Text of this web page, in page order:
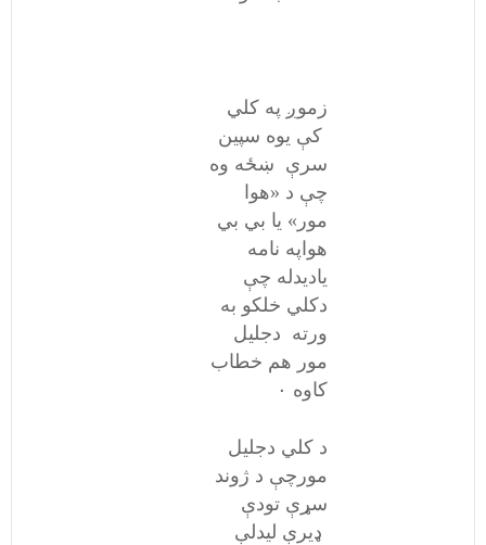
زموږ په کلي
کې یوه سپین
سرې ښځه وه
چې د «هوا
مور» یا بي بي
هواپه نامه
یادیدله چې
دکلي خلکو به
ورته دجلیل
مور هم خطاب
کاوه ٠
د کلي دجلیل
مورچې د ژوند
سړې تودې
ډیرې لیدلې